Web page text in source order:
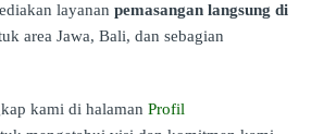
layanan pemasangan langsung di
area Jawa, Bali, dan sebagian
kami di halaman Profil